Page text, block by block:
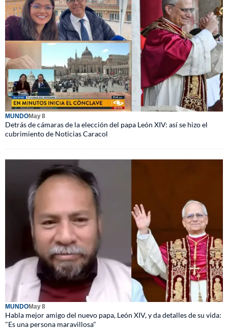
MUNDOMay 8
Detrás de cámaras de la elección del papa León XIV: así se hizo el
cubrimiento de Noticias Caracol
MUNDOMay 8
Habla mejor amigo del nuevo papa, León XIV, y da detalles de su vida:
"Es una persona maravillosa"